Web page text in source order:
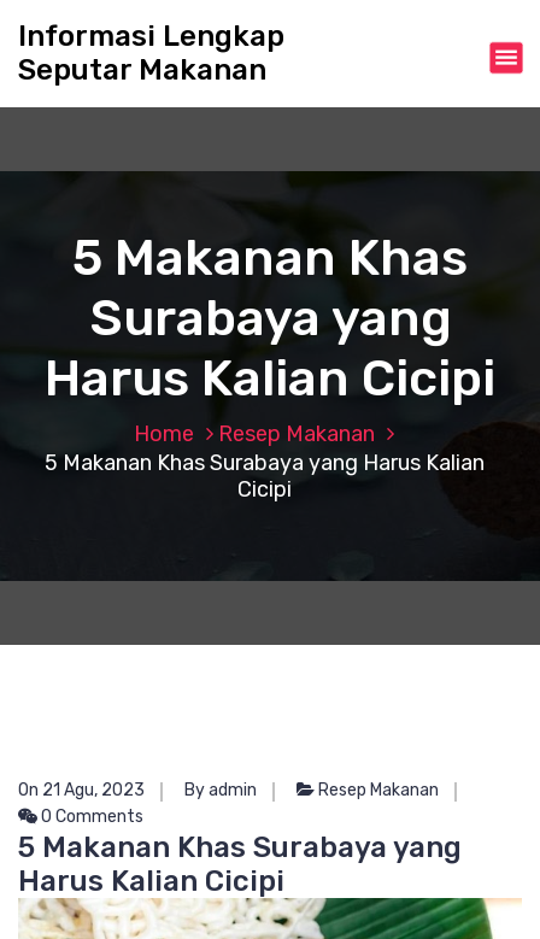
c
Informasi Lengkap
Seputar Makanan
5 Makanan Khas
Surabaya yang
Harus Kalian Cicipi
Home
Resep Makanan
5 Makanan Khas Surabaya yang Harus Kalian
Cicipi
On 21 Agu, 2023 By admin
Resep Makanan
0 Comments
5 Makanan Khas Surabaya yang
Harus Kalian Cicipi